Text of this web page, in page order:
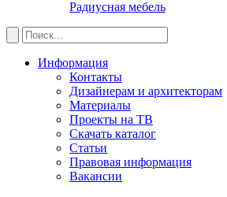
Радиусная мебель
Информация
Контакты
Дизайнерам и архитекторам
Материалы
Проекты на ТВ
Скачать каталог
Статьи
Правовая информация
Вакансии